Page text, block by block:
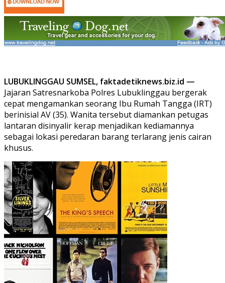
LUBUKLINGGAU SUMSEL, faktadetiknews.biz.id —
Jajaran Satresnarkoba Polres Lubuklinggau bergerak
cepat mengamankan seorang Ibu Rumah Tangga (IRT)
berinisial AV (35). Wanita tersebut diamankan petugas
lantaran disinyalir kerap menjadikan kediamannya
sebagai lokasi peredaran barang terlarang jenis cairan
khusus.